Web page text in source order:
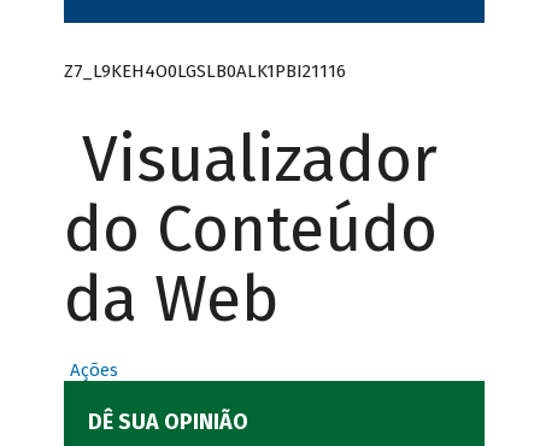
Z7_L9KEH4O0LGSLB0ALK1PBI21116
Visualizador
do Conteúdo
da Web
Ações
DÊ SUA OPINIÃO